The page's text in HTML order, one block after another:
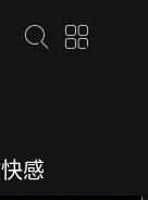
感